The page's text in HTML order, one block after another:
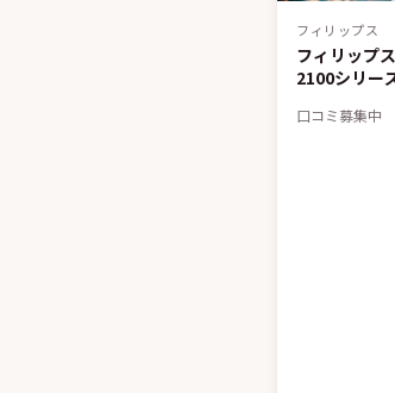
フィリップス
フィリップ
2100シリー
口コミ募集中